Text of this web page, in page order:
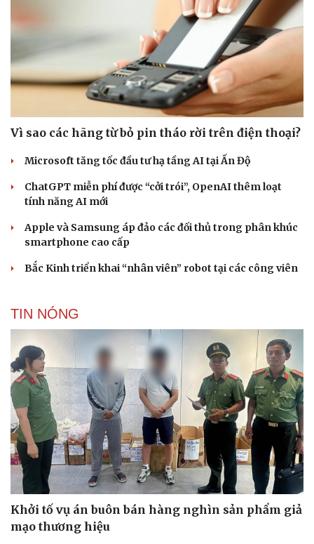
Vì sao các hãng từ bỏ pin tháo rời trên điện thoại?
Microsoft tăng tốc đầu tư hạ tầng AI tại Ấn Độ
ChatGPT miễn phí được “cởi trói”, OpenAI thêm loạt
tính năng AI mới
Apple và Samsung áp đảo các đối thủ trong phân khúc
smartphone cao cấp
Bắc Kinh triển khai “nhân viên” robot tại các công viên
TIN NÓNG
Khởi tố vụ án buôn bán hàng nghìn sản phẩm giả
mạo thương hiệu